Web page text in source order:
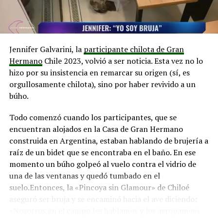
Estaría ubicado en la superficie lunar,
probablemente cerca de uno de los polos, para
moderadas.
El diseño sería futurista y funcional, construido para
resistir la radiación cósmica, las temperaturas
extremas y las condiciones lunares. Podría estar
de los impactos de micrometeoritos.
Las habitaciones podrían estar equipadas con
camas cómodas, ventanas con vistas
impresionantes de la superficie lunar y todas las
comodidades necesarias para una estadía cómoda.
El sitio contaría con un restaurante que serviría
comida especialmente diseñada para las
Jennifer Galvarini, la participante chilota de Gran
HermanoChile 2023, volvió a ser noticia. Esta vez no lo
hizo por su insistencia en remarcar su origen (sí, es
orgullosamente chilota), sino por haber revivido a un
búho.
Todo comenzó cuando los participantes, que se
encuentran alojados en la Casa de Gran Hermano
construida en Argentina, estaban hablando de brujería a
raíz de un bidet que se encontraba en el baño. En ese
momento un búho golpeó al vuelo contra el vidrio de
una de las ventanas y quedó tumbado en el
suelo.Entonces, la «Pincoya sin Glamour» de Chiloé
aseguró ser bruja y se encaminó hacia el ave diciendo: